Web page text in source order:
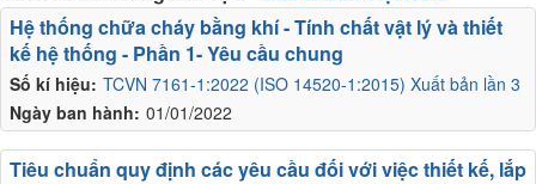
Số kí hiệu: TCVN 7161-1:2022 (ISO 14520-1:2015) Xuất bản lần 3
Ngày ban hành: 01/01/2022
Hệ thống chữa cháy bằng khí - Tính chất vật lý và thiết
kế hệ thống - Phần 1- Yêu cầu chung
Tiêu chuẩn quy định các yêu cầu đối với việc thiết kế, lắp